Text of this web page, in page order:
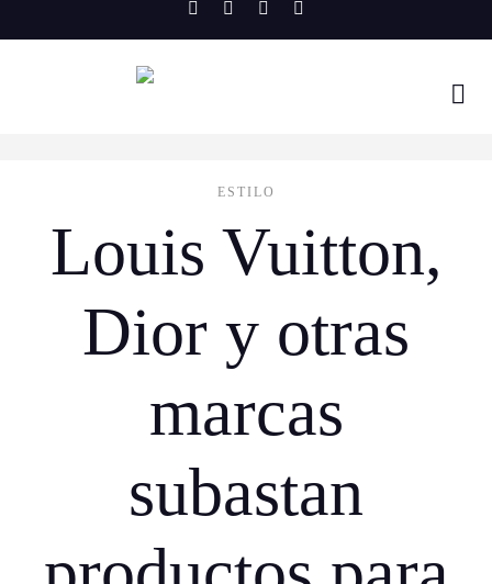
to
ESTILO
Louis Vuitton,
Dior y otras
marcas
subastan